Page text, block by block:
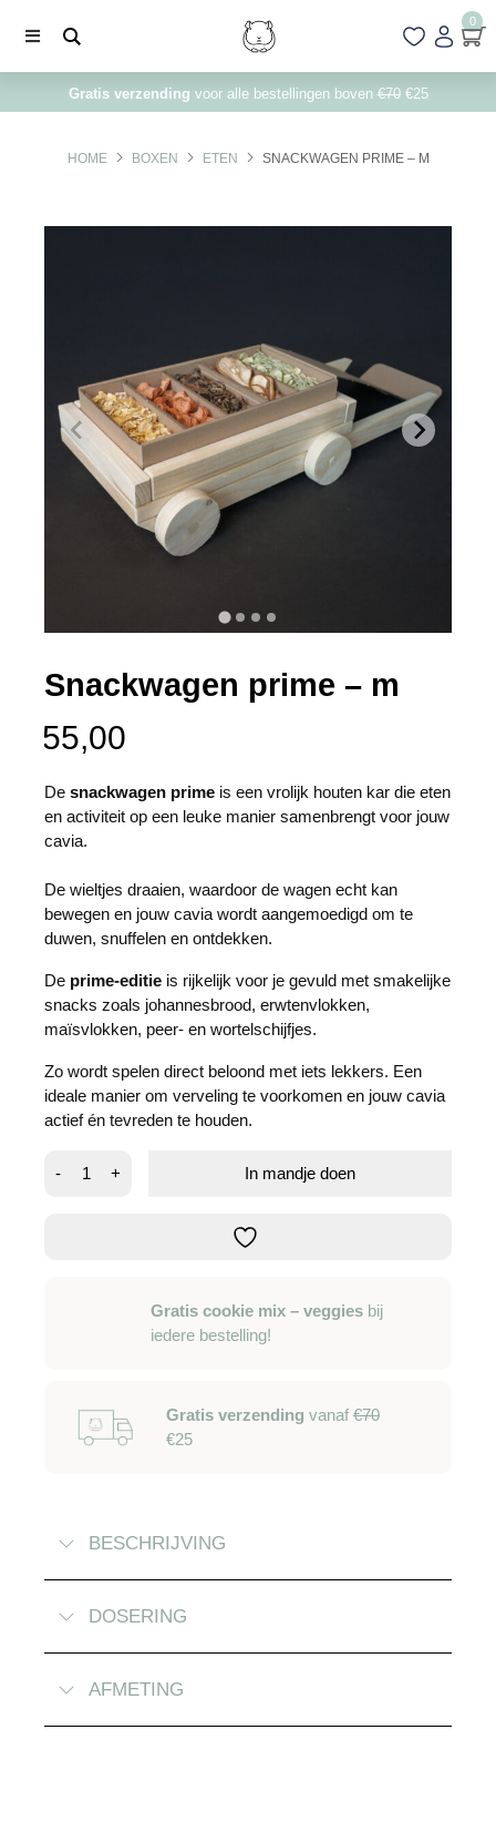
0
Gratis verzending voor alle bestellingen boven€70€25
HOME BOXEN ETEN SNACKWAGEN PRIME – M
Snackwagen prime – m
55,00
Desnackwagen prime is een vrolijk houten kar die eten
en activiteit op een leuke manier samenbrengt voor jouw
cavia.
De wieltjes draaien, waardoor de wagen echt kan
bewegen en jouw cavia wordt aangemoedigd om te
duwen, snuffelen en ontdekken.
De prime-editie is rijkelijk voor je gevuld met smakelijke
snacks zoals johannesbrood, erwtenvlokken,
maïsvlokken, peer- en wortelschijfjes.
Zo wordt spelen direct beloond met iets lekkers. Een
ideale manier om verveling te voorkomen en jouw cavia
actief én tevreden te houden.
-
prime
+ In mandje doen
Gratis cookie mix – veggies bij
iedere bestelling!
Gratis verzending vanaf€70
€25
BESCHRIJVING
DOSERING
AFMETING